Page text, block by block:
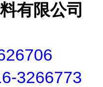
有限公司
3266773